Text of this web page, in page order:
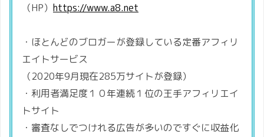
（HP） https://www.a8.net
・ほとんどのブロガーが登録している定番アフィリ
エイトサービス
（2020年9月現在285万サイトが登録）
・利用者満足度１０年連続１位の王手アフィリエイ
トサイト
・審査なしでつけれる広告が多いのですぐに収益化